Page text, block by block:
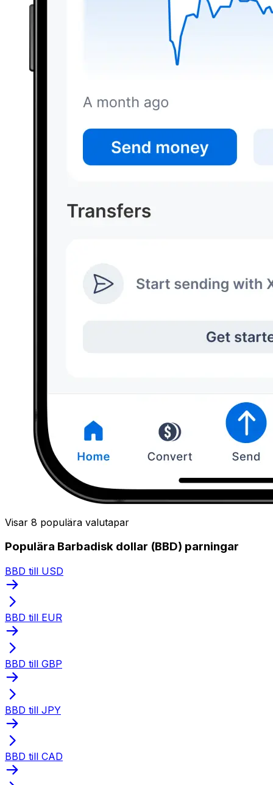
Visar 8 populära valutapar
Populära Barbadisk dollar (BBD) parningar
BBD till USD
BBD till EUR
BBD till GBP
BBD till JPY
BBD till CAD